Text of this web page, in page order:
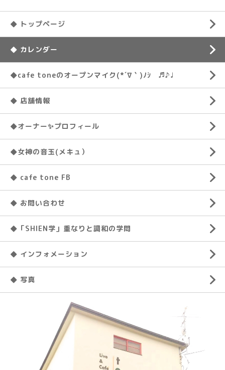
◆ トップページ
◆ カレンダー
◆cafe toneのオープンマイク(*´∇｀)ﾉｼ ♬♪♩
◆ 店舗情報
◆オーナー✨プロフィール
◆女神の音玉(メキュ）
◆ cafe tone FB
◆ お問い合わせ
◆「SHIEN学」重なりと調和の学問
◆ インフォメーション
◆ 写真